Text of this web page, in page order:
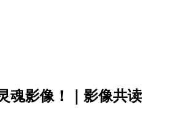
魂影像！｜影像共读